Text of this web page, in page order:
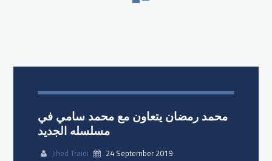
محمد رمضان يتعاون مع محمد سامي في
مسلسله الجديد
Jihed Traidi
24 September 2019